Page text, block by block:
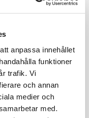
anpassa innehållet
funktioner
trafik. Vi
och annan
medier och
med.